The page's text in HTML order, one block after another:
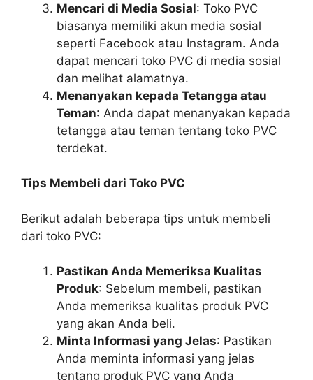
Mencari di Media Sosial: Toko PVC
biasanya memiliki akun media sosial
seperti Facebook atau Instagram. Anda
dapat mencari toko PVC di media sosial
dan melihat alamatnya.
Menanyakan kepada Tetangga atau
Teman: Anda dapat menanyakan kepada
tetangga atau teman tentang toko PVC
terdekat.
Tips Membeli dari Toko PVC
Berikut adalah beberapa tips untuk membeli
dari toko PVC:
Pastikan Anda Memeriksa Kualitas
Produk: Sebelum membeli, pastikan
Anda memeriksa kualitas produk PVC
yang akan Anda beli.
Minta Informasi yang Jelas: Pastikan
Anda meminta informasi yang jelas
tentang produk PVC yang Anda